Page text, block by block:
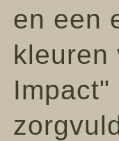
en een
kleuren